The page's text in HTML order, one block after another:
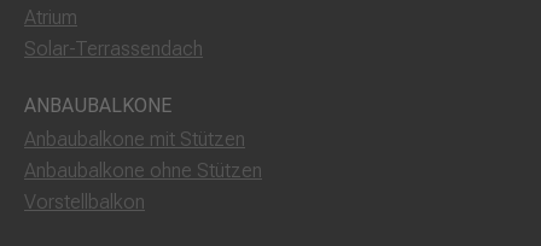
Atrium
Solar-Terrassendach
ANBAUBALKONE
Anbaubalkone mit Stützen
Anbaubalkone ohne Stützen
Vorstellbalkon